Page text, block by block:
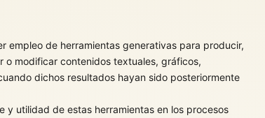
empleo de herramientas generativas para producir,
o modificar contenidos textuales, gráficos,
dichos resultados hayan sido posteriormente
y utilidad de estas herramientas en los procesos